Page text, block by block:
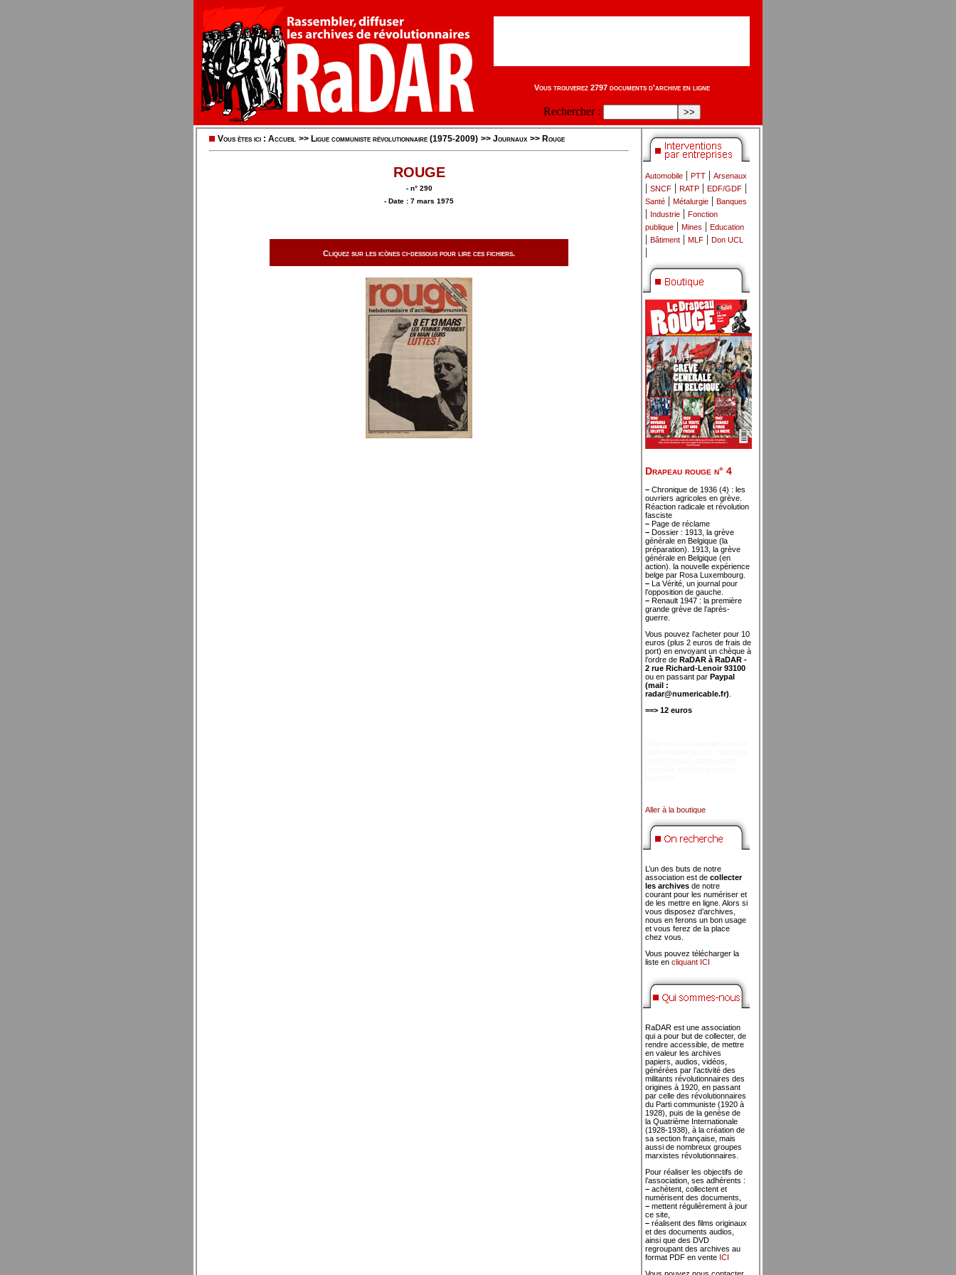
Vous trouverez 2797 documents d'archive en ligne
Rechercher :
Vous êtes ici : Accueil >> Ligue communiste révolutionnaire (1975-2009) >> Journaux >> Rouge
ROUGE
- n° 290
- Date : 7 mars 1975
Cliquez sur les icônes ci-dessous pour lire ces fichiers.
Automobile | PTT | Arsenaux
| SNCF | RATP | EDF/GDF |
Santé | Métalurgie | Banques
| Industrie | Fonction
publique | Mines | Education
| Bâtiment | MLF | Don UCL
|
Drapeau rouge n° 4
– Chronique de 1936 (4) : les
ouvriers agricoles en grève.
Réaction radicale et révolution
fasciste
– Page de réclame
– Dossier : 1913, la grève
générale en Belgique (la
préparation). 1913, la grève
générale en Belgique (en
action). la nouvelle expérience
belge par Rosa Luxembourg.
– La Vérité, un journal pour
l’opposition de gauche.
– Renault 1947 : la première
grande grève de l’après-
guerre.
Vous pouvez l’acheter pour 10
euros (plus 2 euros de frais de
port) en envoyant un chèque à
l’ordre de RaDAR à RaDAR -
2 rue Richard-Lenoir 93100
ou en passant par Paypal
(mail :
radar@numericable.fr)
==> 12 euros
Aller à la boutique
L’un des buts de notre
association est de collecter
les archives de notre
courant pour les numériser et
de les mettre en ligne. Alors si
vous disposez d’archives,
nous en ferons un bon usage
et vous ferez de la place
chez vous.
Vous pouvez télécharger la
liste en cliquant ICI
RaDAR est une association
qui a pour but de collecter, de
rendre accessible, de mettre
en valeur les archives
papiers, audios, vidéos,
générées par l’activité des
militants révolutionnaires des
origines à 1920, en passant
par celle des révolutionnaires
du Parti communiste (1920 à
1928), puis de la genèse de
la Quatrième Internationale
(1928-1938), à la création de
sa section française, mais
aussi de nombreux groupes
marxistes révolutionnaires.
Pour réaliser les objectifs de
l’association, ses adhérents :
– achètent, collectent et
numérisent des documents,
– mettent régulièrement à jour
ce site,
– réalisent des films originaux
et des documents audios,
ainsi que des DVD
regroupant des archives au
format PDF en vente ICI